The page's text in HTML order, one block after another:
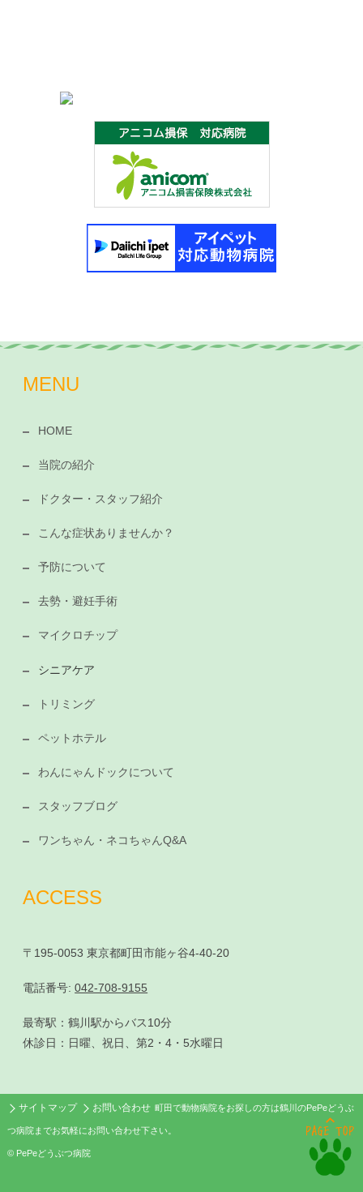
MENU
HOME
当院の紹介
ドクター・スタッフ紹介
こんな症状ありませんか？
予防について
去勢・避妊手術
マイクロチップ
シニアケア
トリミング
ペットホテル
わんにゃんドックについて
スタッフブログ
ワンちゃん・ネコちゃんQ&A
ACCESS
〒195-0053 東京都町田市能ヶ谷4-40-20
電話番号:042-708-9155
最寄駅：鶴川駅からバス10分
休診日：日曜、祝日、第2・4・5水曜日
サイトマップ お問い合わせ 町田で動物病院をお探しの方は鶴川のPePeどうぶ
つ病院までお気軽にお問い合わせ下さい。
© PePeどうぶつ病院